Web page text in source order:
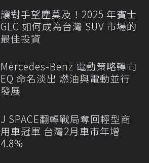
讓對手望塵莫及！2025 年賓士
GLC 如何成為台灣 SUV 市場的
最佳投資
Mercedes-Benz 電動策略轉向
EQ 命名淡出 燃油與電動並行
發展
J SPACE翻轉戰局奪回輕型商
用車冠軍 台灣2月車市年增
4.8%